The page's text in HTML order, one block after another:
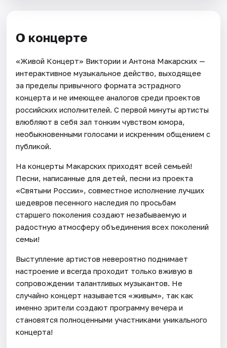
О концерте
«Живой Концерт» Виктории и Антона Макарских —
интерактивное музыкальное действо, выходящее
за пределы привычного формата эстрадного
концерта и не имеющее аналогов среди проектов
российских исполнителей. С первой минуты артисты
влюбляют в себя зал тонким чувством юмора,
необыкновенными голосами и искренним общением с
публикой.
На концерты Макарских приходят всей семьей!
Песни, написанные для детей, песни из проекта
«Святыни России», совместное исполнение лучших
шедевров песенного наследия по просьбам
старшего поколения создают незабываемую и
радостную атмосферу объединения всех поколений
семьи!
Выступление артистов невероятно поднимает
настроение и всегда проходит только вживую в
сопровождении талантливых музыкантов. Не
случайно концерт называется «живым», так как
именно зрители создают программу вечера и
становятся полноценными участниками уникального
концерта!